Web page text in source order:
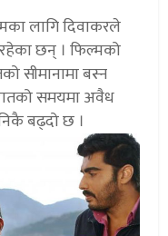
लागि दिवाकरले
छन् । फिल्मको
सीमानामा बस्न
समयमा अवैध
बढ्दो छ ।